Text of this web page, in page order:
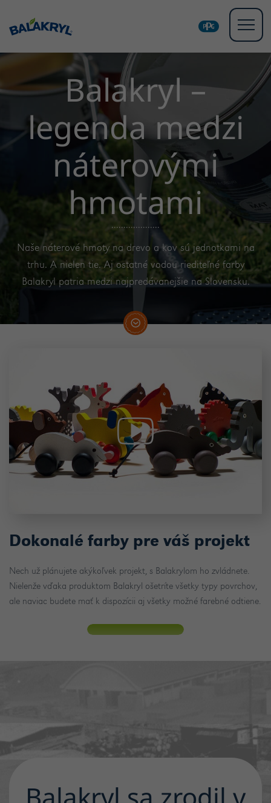
Balakryl –
legenda medzi
náterovými
hmotami
Naše náterové hmoty na drevo a kov sú jednotkami na
trhu. A nielen tie. Aj ostatné vodou riediteľné farby
Balakryl patria medzi najpredávanejšie na Slovensku.
Dokonalé farby pre váš projekt
Nech už plánujete akýkoľvek projekt, s Balakrylom ho zvládnete.
Nielenže vďaka produktom Balakryl ošetríte všetky typy povrchov,
ale naviac budete mať k dispozícii aj všetky možné farebné odtiene.